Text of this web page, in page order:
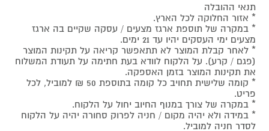
תנאי ההובלה
* אזור החלוקה לכל הארץ.
* במקרה של תוספת ארגז מצעים / עסקה שקיים בה ארגז
מצעים ימי העסקים יהיו עד 21 ימים.
* לאחר קבלת המוצר לא תתאפשר קריאה על תקינות המוצר
(פגם / קרע). על הלקוח לוודא בעת חתימה על תעודת המשלוח
את תקינות המוצר בזמן האספקה.
* קומה שלישית תחויב כל קומה בתוספת 50 ₪ למוביל, לכל
פריט.
* במקרה של צורך במנוף החיוב יחול על הלקוח.
* במידה ולא יהיה מקום / חניה לפרוק סחורה יהיה על הלקוח
לסדר חניה למוביל.